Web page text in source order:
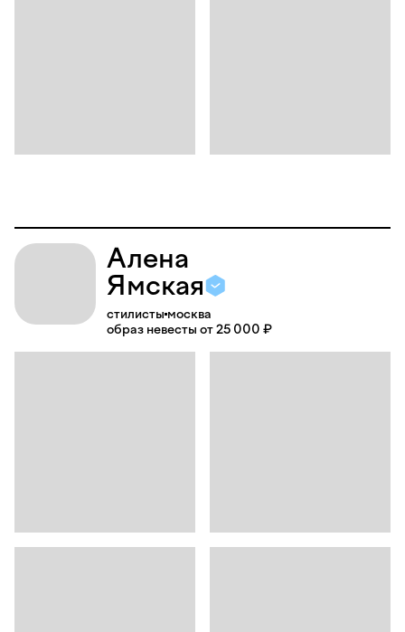
Алена
Ямская
стилисты москва
образ невесты от 25 000 ₽